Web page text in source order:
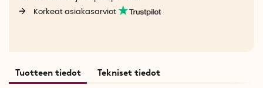
Korkeat asiakasarviot
Tuotteen tiedot Tekniset tiedot